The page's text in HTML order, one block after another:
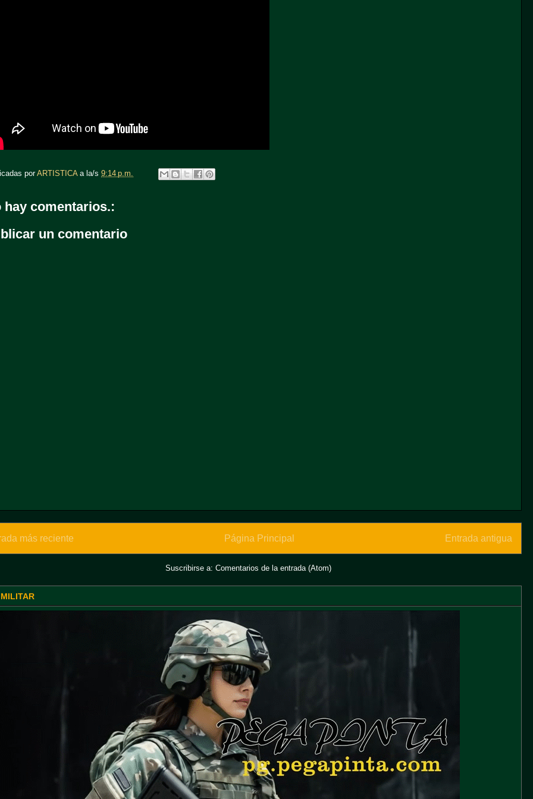
porARTISTICA a la/s 9:14 p.m.
hay comentarios.:
un comentario
más reciente Entrada antigua
Página Principal
Suscribirse a: Comentarios de la entrada (Atom)